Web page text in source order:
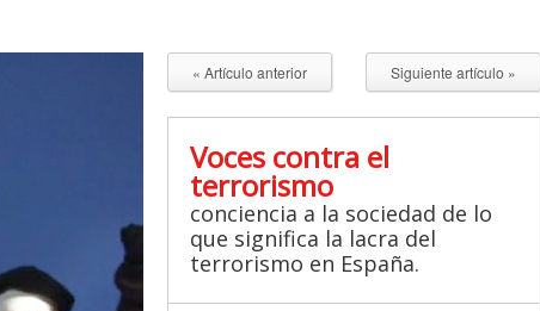
« Artículo anterior Siguiente artículo »
Voces contra el
terrorismo
conciencia a la sociedad de lo
que significa la lacra del
terrorismo en España.